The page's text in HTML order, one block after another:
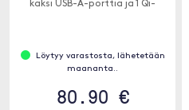
kaksi USB-A-porttia ja 1 Qi-
Löytyy varastosta, lähetetään
maananta..
80.90 €